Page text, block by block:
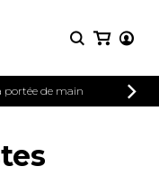
portée de main